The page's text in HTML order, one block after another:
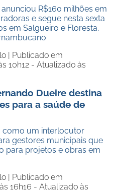
R$160 milhões em
e segue nesta sexta
em Salgueiro e Floresta,
| Publicado em
10h12 - Atualizado às
Dueire destina
para a saúde de
como um interlocutor
gestores municipais que
para projetos e obras em
| Publicado em
16h16 - Atualizado às